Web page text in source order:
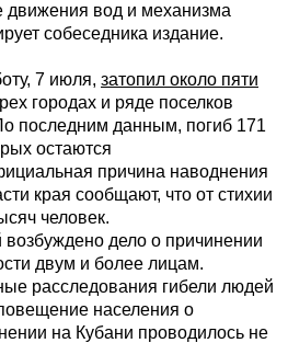
движения вод и механизма
собеседника издание.
7 июля, затопил около пяти
городах и ряде поселков
последним данным, погиб 171
остаются
причина наводнения
края сообщают, что от стихии
человек.
дело о причинении
двум и более лицам.
расследования гибели людей
населения о
на Кубани проводилось не